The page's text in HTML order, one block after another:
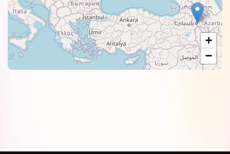
+
−